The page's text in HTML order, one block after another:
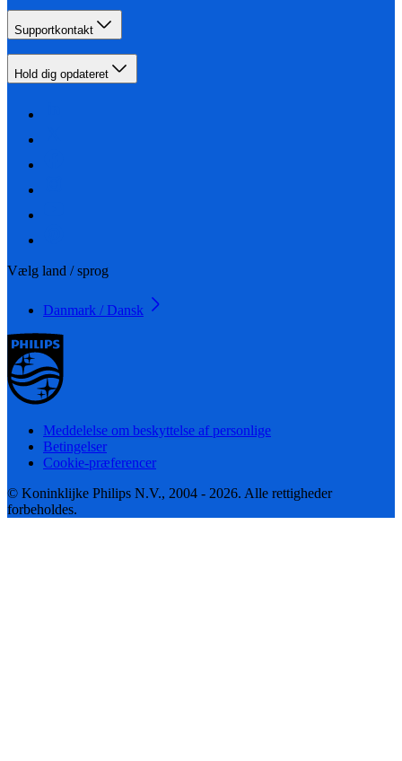
Supportkontakt
Hold dig opdateret
Vælg land / sprog
Danmark / Dansk
Meddelelse om beskyttelse af personlige
Betingelser
Cookie-præferencer
© Koninklijke Philips N.V., 2004 - 2026. Alle rettigheder
forbeholdes.